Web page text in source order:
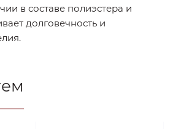
в составе полиэстера и
долговечность и